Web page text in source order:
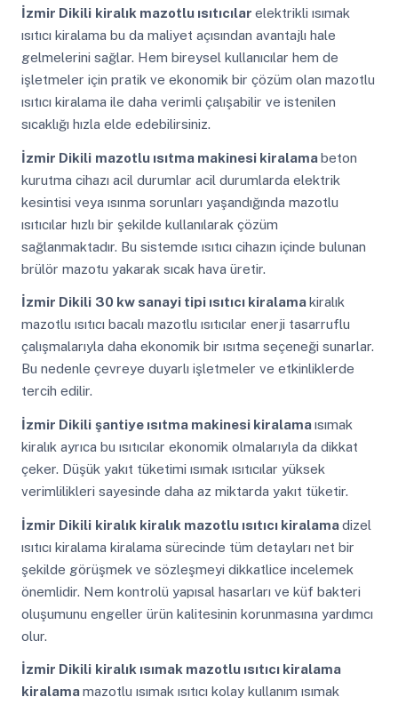
İzmir Dikili kiralık mazotlu ısıtıcılar elektrikli ısımak
ısıtıcı kiralama bu da maliyet açısından avantajlı hale
gelmelerini sağlar. Hem bireysel kullanıcılar hem de
işletmeler için pratik ve ekonomik bir çözüm olan mazotlu
ısıtıcı kiralama ile daha verimli çalışabilir ve istenilen
sıcaklığı hızla elde edebilirsiniz.
İzmir Dikili mazotlu ısıtma makinesi kiralamabeton
kurutma cihazı acil durumlar acil durumlarda elektrik
kesintisi veya ısınma sorunları yaşandığında mazotlu
ısıtıcılar hızlı bir şekilde kullanılarak çözüm
sağlanmaktadır. Bu sistemde ısıtıcı cihazın içinde bulunan
brülör mazotu yakarak sıcak hava üretir.
İzmir Dikili 30 kw sanayi tipi ısıtıcı kiralamakiralık
mazotlu ısıtıcı bacalı mazotlu ısıtıcılar enerji tasarruflu
çalışmalarıyla daha ekonomik bir ısıtma seçeneği sunarlar.
Bu nedenle çevreye duyarlı işletmeler ve etkinliklerde
tercih edilir.
İzmir Dikili şantiye ısıtma makinesi kiralamaısımak
kiralık ayrıca bu ısıtıcılar ekonomik olmalarıyla da dikkat
çeker. Düşük yakıt tüketimi ısımak ısıtıcılar yüksek
verimlilikleri sayesinde daha az miktarda yakıt tüketir.
İzmir Dikili kiralık kiralık mazotlu ısıtıcı kiralamadizel
ısıtıcı kiralama kiralama sürecinde tüm detayları net bir
şekilde görüşmek ve sözleşmeyi dikkatlice incelemek
önemlidir. Nem kontrolü yapısal hasarları ve küf bakteri
oluşumunu engeller ürün kalitesinin korunmasına yardımcı
olur.
İzmir Dikili kiralık ısımak mazotlu ısıtıcı kiralama
kiralamamazotlu ısımak ısıtıcı kolay kullanım ısımak